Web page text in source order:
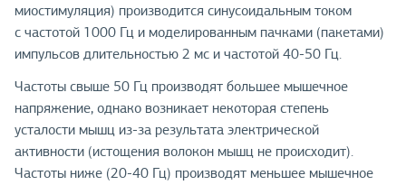
миостимуляция) производится синусоидальным током
с частотой 1000 Гц и моделированным пачками (пакетами)
импульсов длительностью 2 мс и частотой 40-50 Гц.
Частоты свыше 50 Гц производят большее мышечное
напряжение, однако возникает некоторая степень
усталости мышц из-за результата электрической
активности (истощения волокон мышц не происходит).
Частоты ниже (20-40 Гц) производят меньшее мышечное